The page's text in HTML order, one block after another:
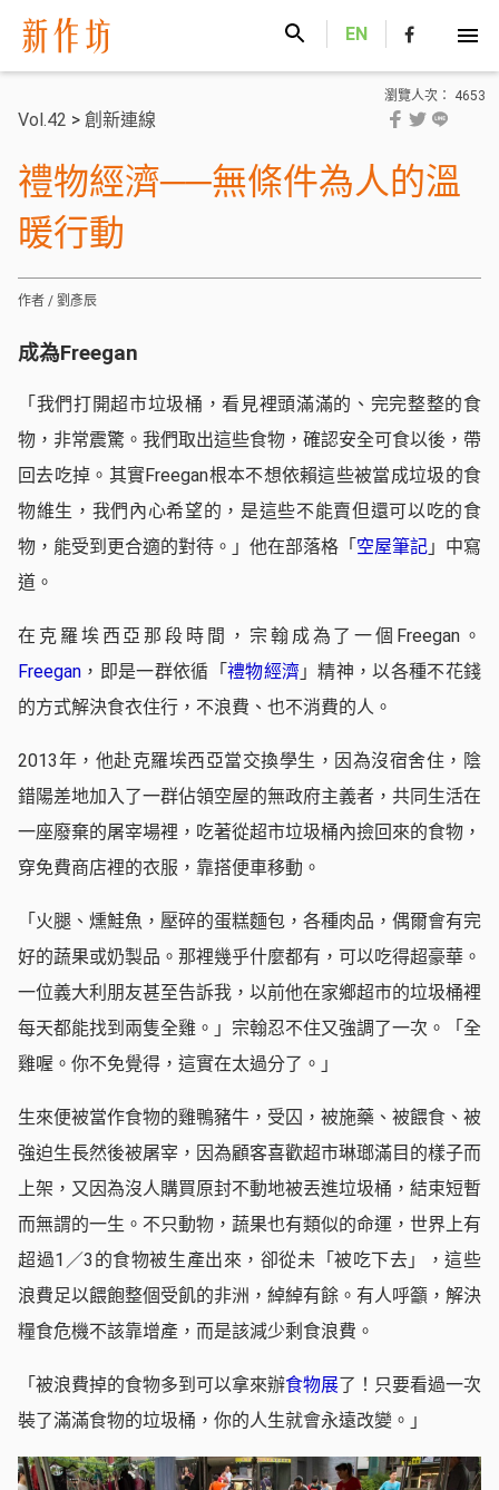
EN
瀏覽人次： 4653
Vol.42 > 創新連線
禮物經濟──無條件為人的溫
暖行動
作者 / 劉彥辰
成為Freegan
「我們打開超市垃圾桶，看見裡頭滿滿的、完完整整的食
物，非常震驚。我們取出這些食物，確認安全可食以後，帶
回去吃掉。其實Freegan根本不想依賴這些被當成垃圾的食
物維生，我們內心希望的，是這些不能賣但還可以吃的食
物，能受到更合適的對待。」他在部落格「 空屋筆記 」中寫
道。
在克羅埃西亞那段時間，宗翰成為了一個Freegan。
Freegan ，即是一群依循「 禮物經濟 」精神，以各種不花錢
的方式解決食衣住行，不浪費、也不消費的人。
2013年，他赴克羅埃西亞當交換學生，因為沒宿舍住，陰
錯陽差地加入了一群佔領空屋的無政府主義者，共同生活在
一座廢棄的屠宰場裡，吃著從超市垃圾桶內撿回來的食物，
穿免費商店裡的衣服，靠搭便車移動。
「火腿、燻鮭魚，壓碎的蛋糕麵包，各種肉品，偶爾會有完
好的蔬果或奶製品。那裡幾乎什麼都有，可以吃得超豪華。
一位義大利朋友甚至告訴我，以前他在家鄉超市的垃圾桶裡
每天都能找到兩隻全雞。」宗翰忍不住又強調了一次。「全
雞喔。你不免覺得，這實在太過分了。」
生來便被當作食物的雞鴨豬牛，受囚，被施藥、被餵食、被
強迫生長然後被屠宰，因為顧客喜歡超市琳瑯滿目的樣子而
上架，又因為沒人購買原封不動地被丟進垃圾桶，結束短暫
而無謂的一生。不只動物，蔬果也有類似的命運，世界上有
超過1／3的食物被生產出來，卻從未「被吃下去」，這些
浪費足以餵飽整個受飢的非洲，綽綽有餘。有人呼籲，解決
糧食危機不該靠增產，而是該減少剩食浪費。
「被浪費掉的食物多到可以拿來辦食物展了！只要看過一次
裝了滿滿食物的垃圾桶，你的人生就會永遠改變。」